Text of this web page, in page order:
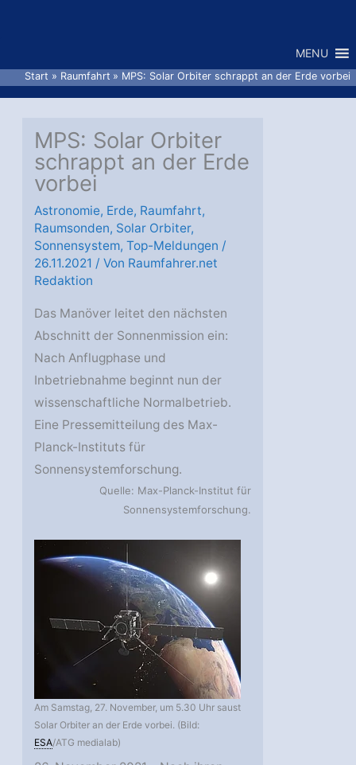
MENU
Start Raumfahrt MPS: Solar Orbiter schrappt an der Erde vorbei
MPS: Solar Orbiter
schrappt an der Erde
vorbei
Astronomie, Erde, Raumfahrt,
Raumsonden, Solar Orbiter,
Sonnensystem,Top-Meldungen /
26.11.2021 / Von Raumfahrer.net
Redaktion
Das Manöver leitet den nächsten
Abschnitt der Sonnenmission ein:
Nach Anflugphase und
Inbetriebnahme beginnt nun der
wissenschaftliche Normalbetrieb.
Eine Pressemitteilung des Max-
Planck-Instituts für
Sonnensystemforschung.
Quelle: Max-Planck-Institut für
Sonnensystemforschung.
Am Samstag, 27. November, um 5.30 Uhr saust
Solar Orbiter an der Erde vorbei. (Bild:
ESA/ATG medialab)